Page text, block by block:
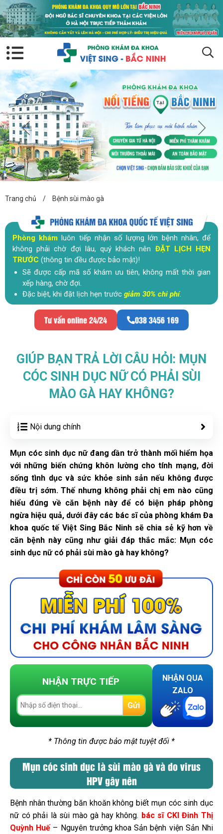
Trang chủ / Bệnh sùi mào gà
Phòng khám luôn tiếp nhận số lượng lớn bệnh nhân, để
không phải chờ đợi lâu, quý khách nên ĐẶT LỊCH HẸN
TRƯỚC (thông tin đều được bảo mật)!
Sẽ được cấp mã số khám ưu tiên, không mất thời gian
xếp hàng, chờ đợi.
Đặc biệt, khi đặt lịch hẹn trước giảm 30% chi phí.
Tư vấn online 24/24 038 3456 169
GIÚP BẠN TRẢ LỜI CÂU HỎI: MỤN
CÓC SINH DỤC NỮ CÓ PHẢI SÙI
MÀO GÀ HAY KHÔNG?
Nội dung chính
Mụn cóc sinh dục nữ đang dần trở thành mối hiểm họa
với những biến chứng khôn lường cho tính mạng, đời
sống tình dục và sức khỏe sinh sản nếu không được
điều trị sớm. Thế nhưng không phải chị em nào cũng
hiểu đúng về căn bệnh này để có biện pháp phòng
ngừa hiệu quả, dưới đây các bác sĩ của phòng khám Đa
khoa quốc tế Việt Sing Bắc Ninh sẽ chia sẻ kỹ hơn về
căn bệnh này cũng như giải đáp thắc mắc: Mụn cóc
sinh dục nữ có phải sùi mào gà hay không?
NHẬN TRỰC TIẾP
Gửi
NHẬN QUA
ZALO
* Thông tin được bảo mật tuyệt đối *
Mụn cóc sinh dục là sùi mào gà và do virus
HPV gây nên
Bệnh nhân thường băn khoăn không biết mụn cóc sinh dục
nữ có phải là sùi mào gà hay không. bác sĩ CKI Đinh Thị
Quỳnh Huế – Nguyên trưởng khoa Sản bệnh viện Sản Nhi